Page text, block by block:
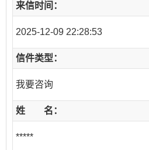
来信时间：
2025-12-09 22:28:53
信件类型：
我要咨询
姓 名：
*****